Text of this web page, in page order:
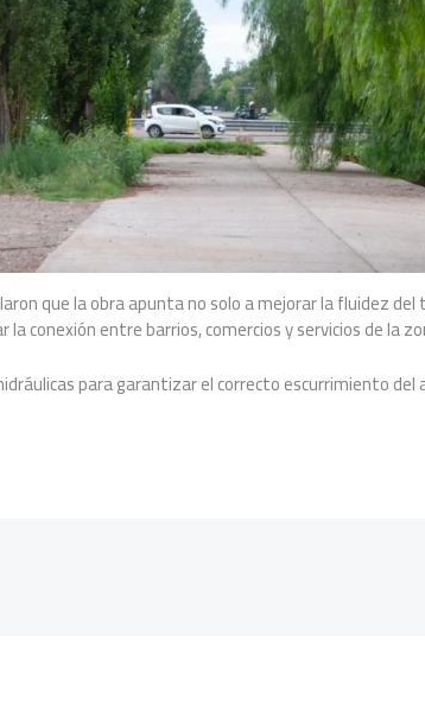
que la obra apunta no solo a mejorar la fluidez
conexión entre barrios, comercios y servicios de la
para garantizar el correcto escurrimiento